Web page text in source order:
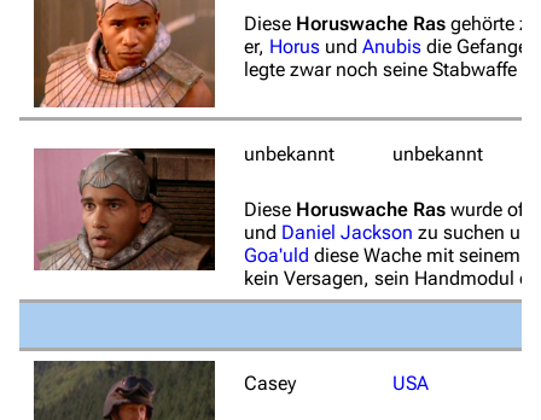
Diese Horuswache Ras gehörte
er, Horus und Anubis die
legte zwar noch seine Stabwaffe
unbekannt unbekannt
Diese Horuswache Ras wurde
und Daniel Jackson zu suchen
Goa'uld diese Wache mit seinem
kein Versagen, sein Handmodul
Casey USA